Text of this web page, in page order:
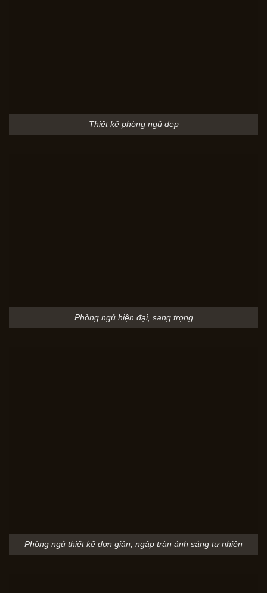
Thiết kế phòng ngủ đẹp
Phòng ngủ hiện đại, sang trọng
Phòng ngủ thiết kế đơn giản, ngập tràn ánh sáng tự nhiên